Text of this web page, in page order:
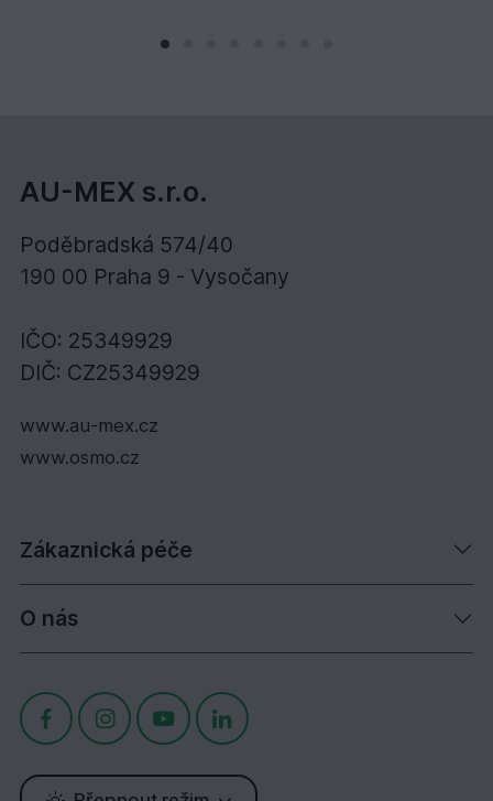
AU-MEX s.r.o.
Poděbradská 574/40
190 00 Praha 9 - Vysočany
IČO: 25349929
DIČ: CZ25349929
www.au-mex.cz
www.osmo.cz
Zákaznická péče
O nás